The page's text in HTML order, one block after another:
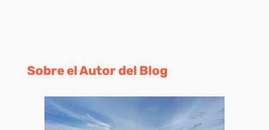
Sobre el Autor del Blog